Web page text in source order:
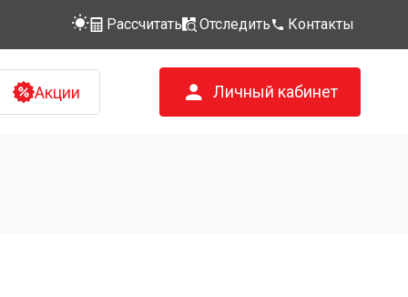
Рассчитать Отследить Контакты
Акции Личный кабинет